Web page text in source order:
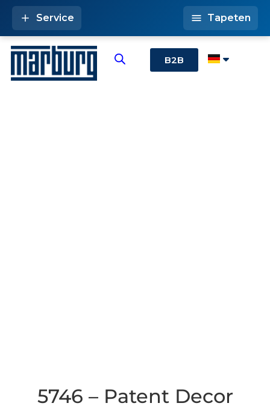
B2B
Service Tapeten
5746 – Patent Decor